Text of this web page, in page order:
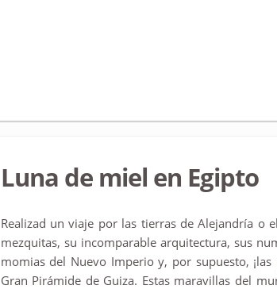
Luna de miel en Egipto
Realizad un viaje por las tierras de Alejandría o
mezquitas, su incomparable arquitectura, sus
momias del Nuevo Imperio y, por supuesto,
Gran Pirámide de Guiza. Estas maravillas del